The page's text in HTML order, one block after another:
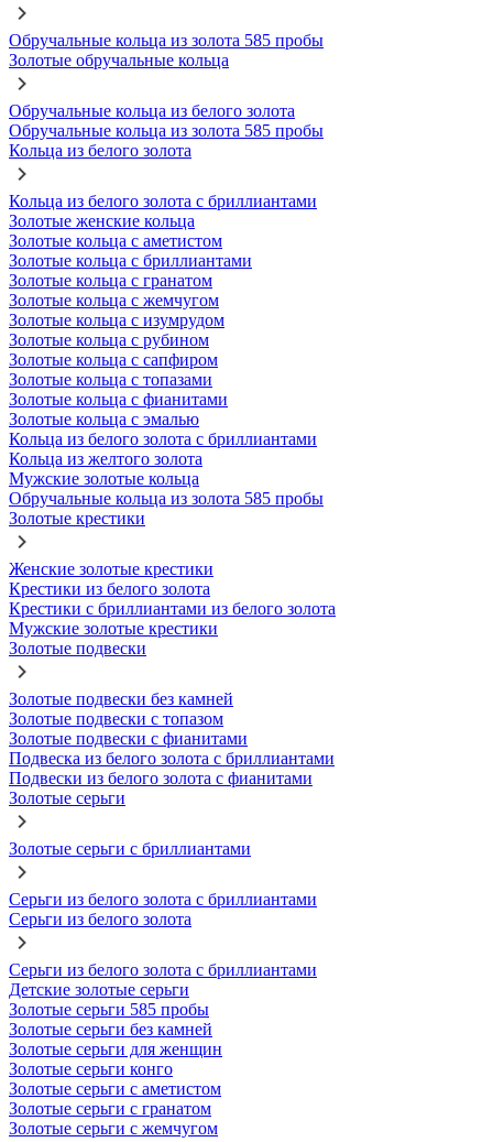
Обручальные кольца из золота 585 пробы
Золотые обручальные кольца
Обручальные кольца из белого золота
Обручальные кольца из золота 585 пробы
Кольца из белого золота
Кольца из белого золота с бриллиантами
Золотые женские кольца
Золотые кольца с аметистом
Золотые кольца с бриллиантами
Золотые кольца с гранатом
Золотые кольца с жемчугом
Золотые кольца с изумрудом
Золотые кольца с рубином
Золотые кольца с сапфиром
Золотые кольца с топазами
Золотые кольца с фианитами
Золотые кольца с эмалью
Кольца из белого золота с бриллиантами
Кольца из желтого золота
Мужские золотые кольца
Обручальные кольца из золота 585 пробы
Золотые крестики
Женские золотые крестики
Крестики из белого золота
Крестики с бриллиантами из белого золота
Мужские золотые крестики
Золотые подвески
Золотые подвески без камней
Золотые подвески с топазом
Золотые подвески с фианитами
Подвеска из белого золота с бриллиантами
Подвески из белого золота с фианитами
Золотые серьги
Золотые серьги с бриллиантами
Серьги из белого золота с бриллиантами
Серьги из белого золота
Серьги из белого золота с бриллиантами
Детские золотые серьги
Золотые серьги 585 пробы
Золотые серьги без камней
Золотые серьги для женщин
Золотые серьги конго
Золотые серьги с аметистом
Золотые серьги с гранатом
Золотые серьги с жемчугом